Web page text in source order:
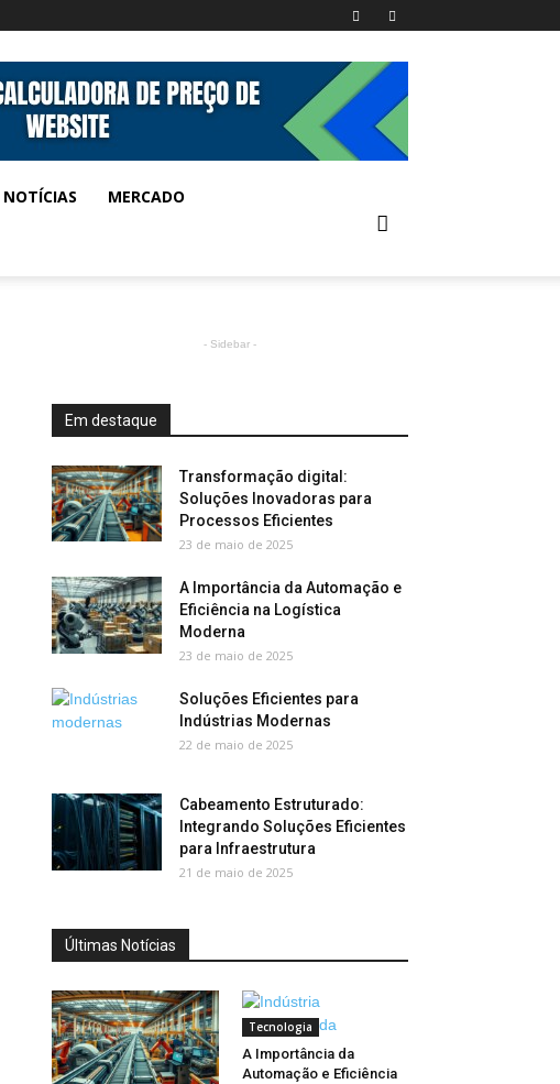
NOTÍCIAS MERCADO
- Sidebar -
Em destaque
Transformação digital:
Soluções Inovadoras para
Processos Eficientes
23 de maio de 2025
A Importância da Automação e
Eficiência na Logística
Moderna
23 de maio de 2025
Soluções Eficientes para
Indústrias Modernas
22 de maio de 2025
Cabeamento Estruturado:
Integrando Soluções Eficientes
para Infraestrutura
21 de maio de 2025
Últimas Notícias
Tecnologia
A Importância da
Automação e Eficiência